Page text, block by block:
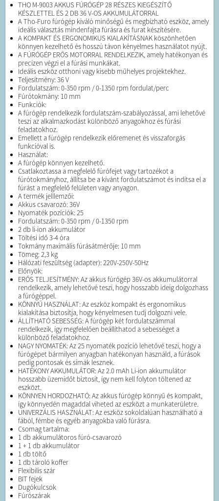
THO M-9003 AKKUS FÚRÓGÉP 28 RÉSZES KIEGÉSZÍTŐ
KÉSZLETTEL ÉS 2 DB 36 V-OS AKKUMULÁTORRAL
A Tho-Furo fúrógép kiváló minőségű és megbízható eszköz, amely
ideális választás mindenfajta fúrásra és furat készítésére.
A KOMPAKT ÉS ERGONOMIKUS KIALAKÍTÁSNAK köszönhetően
könnyen kezelhető és hosszú távon kényelmes használatot nyújt.
A FÚRÓGÉP ERŐS MOTORRAL RENDELKEZIK, amely hatékonyan és
precízen végzi el a fúrási munkákat.
Ideális eszköz otthoni vagy kisebb műhelyes projektekhez.
Teljesítmény: 36 V
Fordulatszám: 0-350 rpm / 0-1350 rpm fordulat/perc
Fúrótokmány: 10 mm
Funkciók:
A fúrógép rendelkezik fordulatszám-szabályozással, ami lehetővé
teszi az alkalmazkodást különböző anyagokhoz és fúrási
feladatokhoz.
Emellett a fúrógép rendelkezik előremenet és visszaforgás
funkcióval is.
Használat:
A fúrógép könnyen kezelhető.
Csatlakoztassa a megfelelő fúrófejet vagy tartozékot a
fúrótokmányhoz, állítsa be a kívánt fordulatszámot és indítsa el a
fúrást a megfelelő felületen vagy anyagon.
A termék jelllemzői:
Akkus csavarozó: 36V
Nyomaték pozíciók: 25
Fordulatszám: 0-350 rpm / 0-1350 rpm
2 db li-ion akkumulátor
Töltési idő 3-4 óra
Tokmány maximális fúrásátmérője: 10 mm
Tömeg: 2,3 kg
Hálózati feszültség (adapter): 220V-250V-50Hz
Előnyök:
ERŐS TELJESÍTMÉNY: Az akkus fúrógép 36V-os akkumulátorral
rendelkezik, amely lehetővé teszi, hogy hosszabb ideig dolgozhass
a fúrógéppel.
KÖNNYŰ HASZNÁLAT: Az eszköz kompakt és ergonomikus
kialakítása biztosítja, hogy kényelmesen tudj dolgozni vele.
ÁLLÍTHATÓ SEBESSÉG: A fúrógép két fordulatszámmal
rendelkezik, így megfelelően beállíthatod a sebességet a
különböző feladatokhoz.
NAGY NYOMATÉK: Az 25 nyomaték pozíció lehetővé teszi, hogy a
fúrógépet bármilyen anyagban hatékonyan használd, a fúrások
pedig pontosak és simák lesznek.
HATÉKONY AKKUMULÁTOR: Az 2.0 mAh Li-ion akkumulátor
hosszabb üzemidőt biztosít, így nem kell folyton töltened az
eszközt.
KÖNNYEN HORDOZHATÓ: Az akkus fúrógép könnyű és kompakt,
így könnyedén magaddal viheted az eszközt a munkaterületre.
UNIVERZÁLIS HASZNÁLAT: Az eszköz sokoldalúan használható a
fából, fémbe és egyéb anyagokba való fúrásra.
Csomag tartalma:
1 db akkumulátoros fúró-csavarozó
1 + 1 db akkumulátor
1 db töltő
1 db tároló koffer
Flexibilis szár
BIT fejek
Dugókulcsok
Fúrószárak